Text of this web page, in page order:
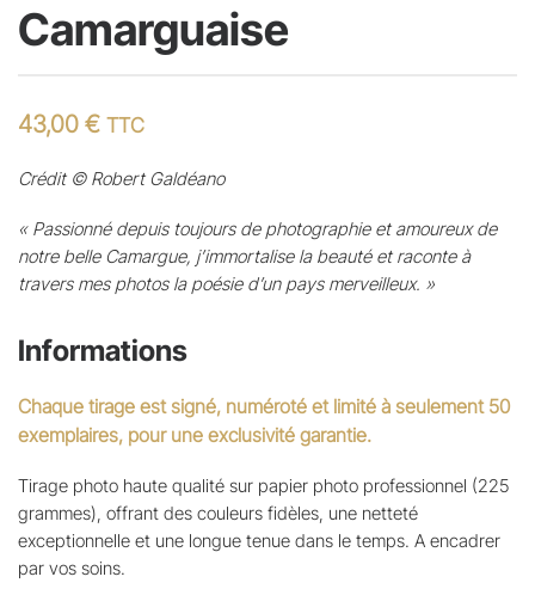
Camarguaise
43,00 € TTC
Crédit © Robert Galdéano
« Passionné depuis toujours de photographie et amoureux de
notre belle Camargue, j’immortalise la beauté et raconte à
travers mes photos la poésie d’un pays merveilleux. »
Informations
Chaque tirage est signé, numéroté et limité à seulement 50
exemplaires, pour une exclusivité garantie.
Tirage photo haute qualité sur papier photo professionnel (225
grammes), offrant des couleurs fidèles, une netteté
exceptionnelle et une longue tenue dans le temps. A encadrer
par vos soins.